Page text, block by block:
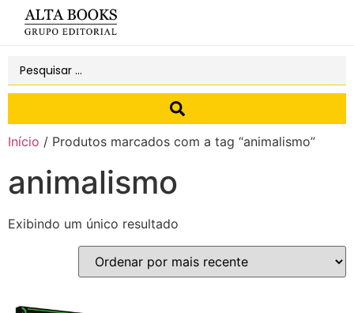
Início / Produtos marcados com a tag “animalismo”
animalismo
Exibindo um único resultado